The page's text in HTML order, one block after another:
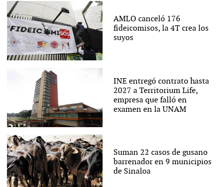
AMLO canceló 176
fideicomisos, la 4T crea los
suyos
INE entregó contrato hasta
2027 a Territorium Life,
empresa que falló en
examen en la UNAM
Suman 22 casos de gusano
barrenador en 9 municipios
de Sinaloa